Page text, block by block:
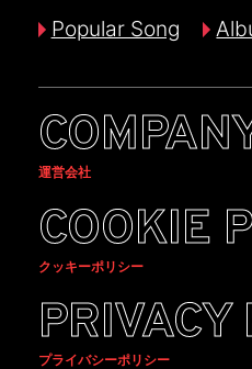
Popular Song
運営会社
COOKIE
クッキーポリシー
PRIVACY
プライバシーポリシー